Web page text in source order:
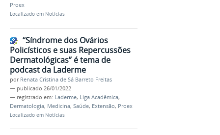
Proex
Localizado em Notícias
“Síndrome dos Ovários
Policísticos e suas Repercussões
Dermatológicas” é tema de
podcast da Laderme
por Renata Cristina de Sá Barreto Freitas
— publicado 26/01/2022
— registrado em: Laderme, Liga Acadêmica,
Dermatologia, Medicina, Saúde, Extensão, Proex
Localizado em Notícias